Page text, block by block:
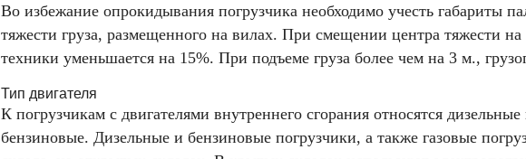
Во избежание опрокидывания погрузчика необходимо учесть габариты
тяжести груза, размещенного на вилах. При смещении центра тяжести
техники уменьшается на 15%. При подъеме груза более чем на 3 м.,
Тип двигателя
К погрузчикам с двигателями внутреннего сгорания относятся
бензиновые. Дизельные и бензиновые погрузчики, а также газовые